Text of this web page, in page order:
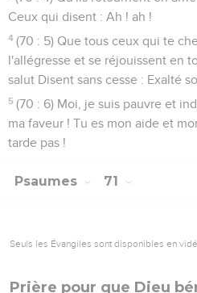
Ceux qui disent : Ah ! ah !
4 (70 : 5) Que tous ceux qui te
l'allégresse et se réjouissent en
salut Disent sans cesse : Exalté
5 (70 : 6) Moi, je suis pauvre et
ma faveur ! Tu es mon aide et
tarde pas !
Psaumes 71
Seuls les Évangiles sont disponibles en
Prière pour que Dieu